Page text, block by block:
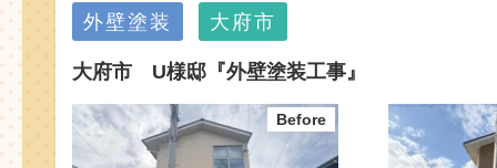
外壁塗装 大府市
大府市 U様邸『外壁塗装工事』